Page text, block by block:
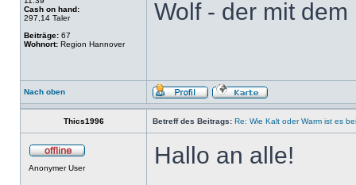
Cash on hand:
297,14 Taler
Beiträge: 67
Wohnort: Region Hannover
Wolf - der mit dem
Nach oben
Thics1996 Betreff des Beitrags: Re: Wie Kalt oder Warm ist es
Anonymer User Hallo an alle!